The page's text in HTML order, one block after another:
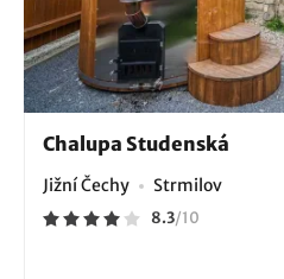
Chalupa Studenská
Jižní Čechy Strmilov
8.3/10